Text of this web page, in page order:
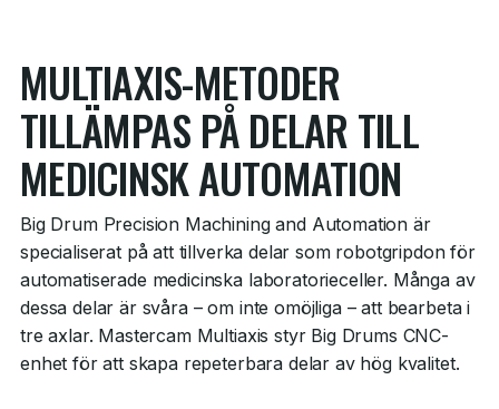
MULTIAXIS-METODER
TILLÄMPAS PÅ DELAR TILL
MEDICINSK AUTOMATION
Big Drum Precision Machining and Automation är
specialiserat på att tillverka delar som robotgripdon för
automatiserade medicinska laboratorieceller. Många av
dessa delar är svåra – om inte omöjliga – att bearbeta i
tre axlar. Mastercam Multiaxis styr Big Drums CNC-
enhet för att skapa repeterbara delar av hög kvalitet.